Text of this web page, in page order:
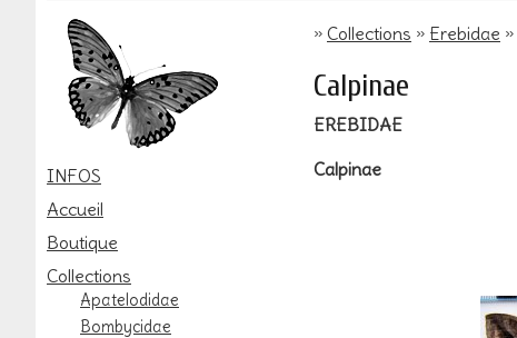
INFOS
Accueil
Boutique
Collections
Apatelodidae
Bombycidae
» Collections » Erebidae »
Calpinae
EREBIDAE
Calpinae